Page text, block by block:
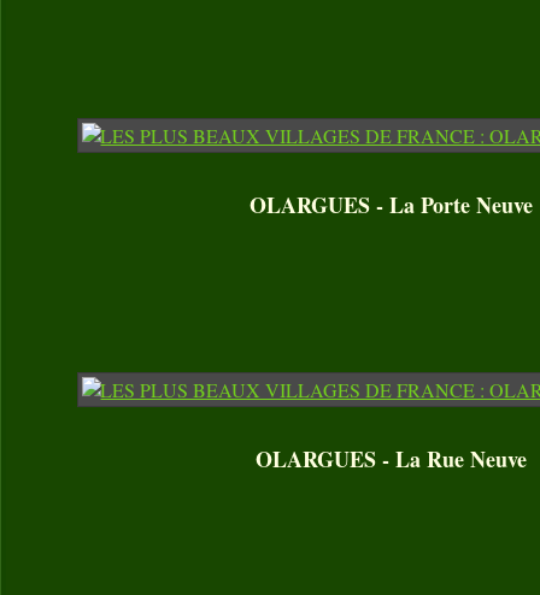
OLARGUES - La Porte Neuve
OLARGUES - La Rue Neuve